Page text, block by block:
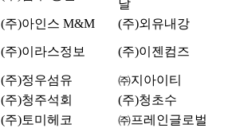
날
(주)아인스 M&M
(주)외유내강
(주)이라스정보 (주)이젠컴즈
(주)정우섬유
㈜지아이티
(주)청주석회
(주)청초수
(주)토미헤코 ㈜프레인글로벌